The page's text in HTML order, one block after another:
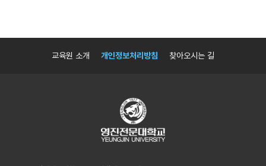
교육원 소개 개인정보처리방침 찾아오시는 길